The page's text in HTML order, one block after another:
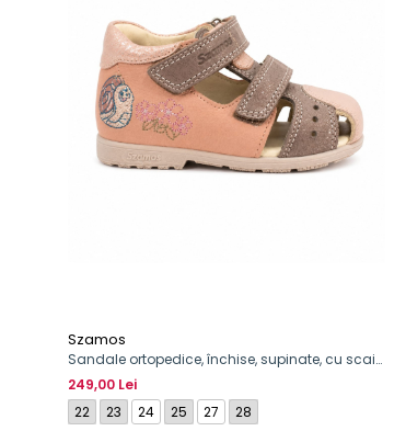
Szamos
Sandale ortopedice, închise, supinate, cu scai
pentru fete
249,00 Lei
22
23 24 25 27 28